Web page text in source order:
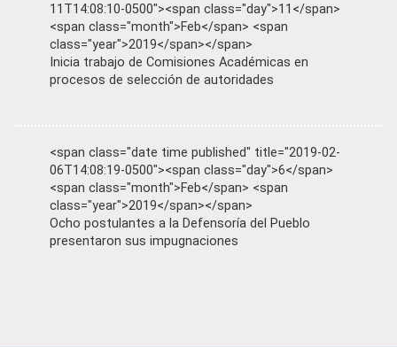
11T14:08:10-0500"><span class="day">11</span>
<span class="month">Feb</span> <span
class="year">2019</span></span>
Inicia trabajo de Comisiones Académicas en
procesos de selección de autoridades
<span class="date time published" title="2019-02-
06T14:08:19-0500"><span class="day">6</span>
<span class="month">Feb</span> <span
class="year">2019</span></span>
Ocho postulantes a la Defensoría del Pueblo
presentaron sus impugnaciones